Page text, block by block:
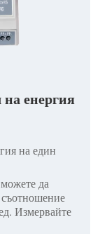
енергия
на един
да
съотношение
Измервайте